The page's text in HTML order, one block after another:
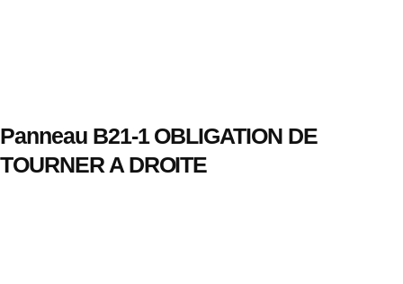
Panneau B21-1 OBLIGATION DE
TOURNER A DROITE